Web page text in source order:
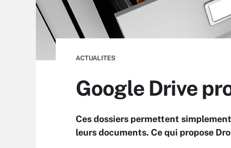
ACTUALITES
Google Drive
Ces dossiers permettent
leurs documents. Ce qui propose